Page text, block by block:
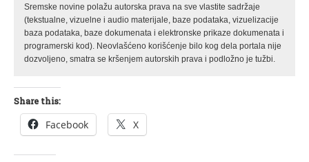
Sremske novine polažu autorska prava na sve vlastite sadržaje
(tekstualne, vizuelne i audio materijale, baze podataka, vizuelizacije
baza podataka, baze dokumenata i elektronske prikaze dokumenata i
programerski kod). Neovlašćeno korišćenje bilo kog dela portala nije
dozvoljeno, smatra se kršenjem autorskih prava i podložno je tužbi.
Share this:
Facebook X